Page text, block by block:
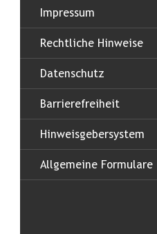
Impressum
Rechtliche Hinweise
Datenschutz
Barrierefreiheit
Hinweisgebersystem
Allgemeine Formulare